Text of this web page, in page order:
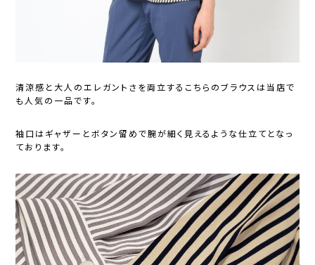
清涼感と大人のエレガントさを両立するこちらのブラウスは当店で
も人気の一品です。
袖口はギャザーとボタン留めで腕が細く見えるような仕立てとなっ
ております。